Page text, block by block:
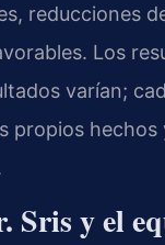
reducciones
Los
varían;
propios hechos
Sris y el